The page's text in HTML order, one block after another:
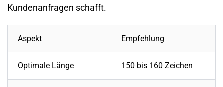
Kundenanfragen schafft.
Aspekt Empfehlung
Optimale Länge 150 bis 160 Zeichen